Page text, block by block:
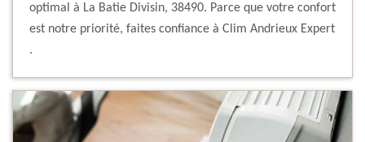
optimal à La Batie Divisin, 38490. Parce que votre confort
est notre priorité, faites confiance à Clim Andrieux Expert
.